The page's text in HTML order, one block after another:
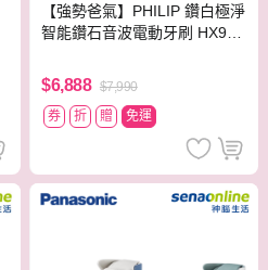
【強勢爸氣】PHILIP 鑽白極淨
智能鑽石音波電動牙刷 HX992
$6,888 $7,990
券
折 贈 免運